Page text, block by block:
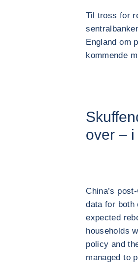
Til tross for
England om
kommende
over –
China’s
data for both
expected
households
policy and
managed to